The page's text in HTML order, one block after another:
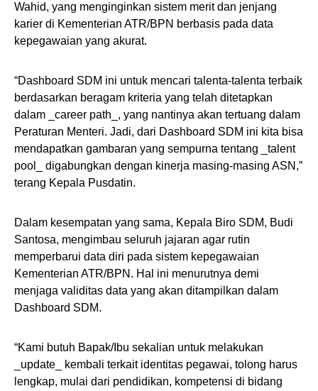
Wahid, yang menginginkan sistem merit dan jenjang
karier di Kementerian ATR/BPN berbasis pada data
kepegawaian yang akurat.
“Dashboard SDM ini untuk mencari talenta-talenta terbaik
berdasarkan beragam kriteria yang telah ditetapkan
dalam _career path_, yang nantinya akan tertuang dalam
Peraturan Menteri. Jadi, dari Dashboard SDM ini kita bisa
mendapatkan gambaran yang sempurna tentang _talent
pool_ digabungkan dengan kinerja masing-masing ASN,”
terang Kepala Pusdatin.
Dalam kesempatan yang sama, Kepala Biro SDM, Budi
Santosa, mengimbau seluruh jajaran agar rutin
memperbarui data diri pada sistem kepegawaian
Kementerian ATR/BPN. Hal ini menurutnya demi
menjaga validitas data yang akan ditampilkan dalam
Dashboard SDM.
“Kami butuh Bapak/Ibu sekalian untuk melakukan
_update_ kembali terkait identitas pegawai, tolong harus
lengkap, mulai dari pendidikan, kompetensi di bidang